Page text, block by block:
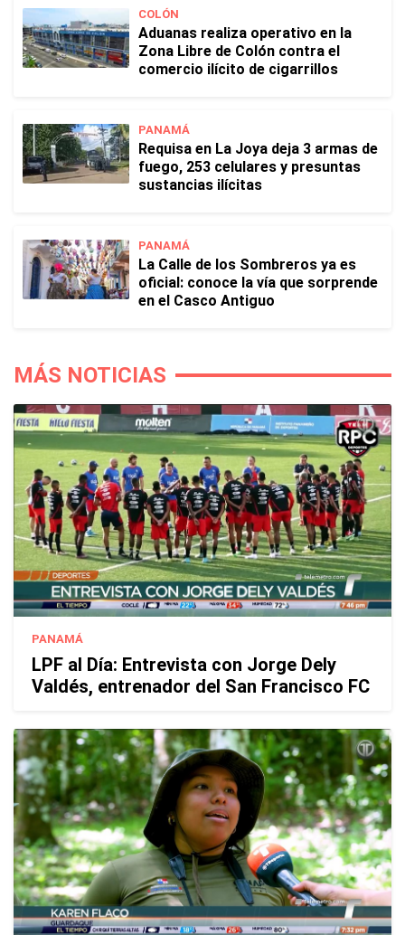
COLÓN
Aduanas realiza operativo en la
Zona Libre de Colón contra el
comercio ilícito de cigarrillos
PANAMÁ
Requisa en La Joya deja 3 armas de
fuego, 253 celulares y presuntas
sustancias ilícitas
PANAMÁ
La Calle de los Sombreros ya es
oficial: conoce la vía que sorprende
en el Casco Antiguo
MÁS NOTICIAS
PANAMÁ
LPF al Día: Entrevista con Jorge Dely
Valdés, entrenador del San Francisco FC